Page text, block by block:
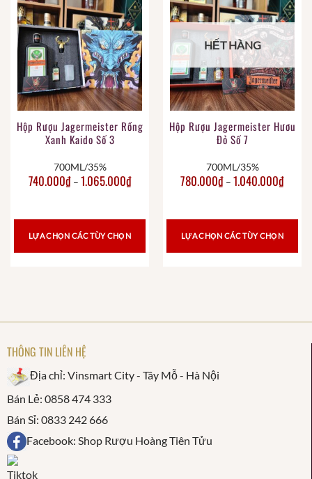
Hộp Rượu Jagermeister Rồng
Xanh Kaido Số 3
700ML/35%
740.000₫ – 1.065.000₫
LỰA CHỌN CÁC TÙY CHỌN
HẾT HÀNG
Hộp Rượu Jagermeister Hươu
Đỏ Số 7
700ML/35%
780.000₫ – 1.040.000₫
LỰA CHỌN CÁC TÙY CHỌN
THÔNG TIN LIÊN HỆ
Địa chỉ: Vinsmart City - Tây Mỗ - Hà Nội
Bán Lẻ: 0858 474 333
Bán Sỉ: 0833 242 666
Facebook: Shop Rượu Hoàng Tiên Tửu